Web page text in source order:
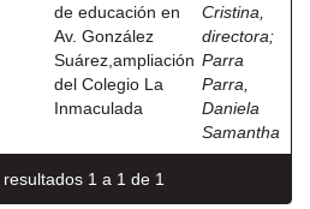
de educación en
Av. González
Suárez,ampliación
del Colegio La
Inmaculada
Cristina,
directora;
Parra
Parra,
Daniela
Samantha
1 a 1 de 1